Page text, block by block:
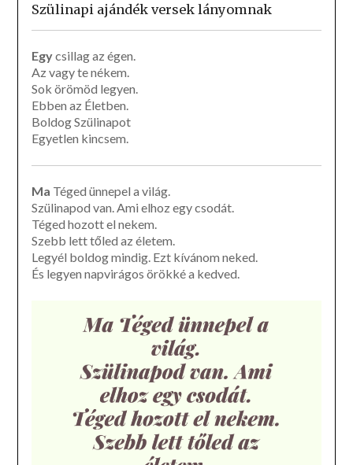
Szülinapi ajándék versek lányomnak
Egycsillag az égen.
Az vagy te nékem.
Sok örömöd legyen.
Ebben az Életben.
Boldog Szülinapot
Egyetlen kincsem.
Ma Téged ünnepel a világ.
Szülinapod van. Ami elhoz egy csodát.
Téged hozott el nekem.
Szebb lett tőled az életem.
Legyél boldog mindig. Ezt kívánom neked.
És legyen napvirágos örökké a kedved.